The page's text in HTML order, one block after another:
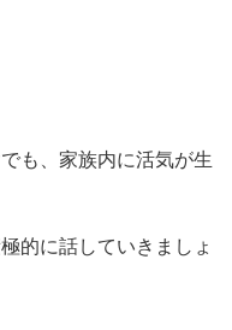
も、家族内に活気が生
的に話していきましょ